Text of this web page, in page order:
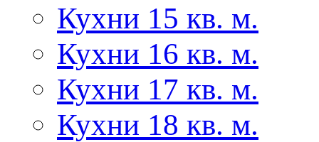
Кухни 15 кв. м.
Кухни 16 кв. м.
Кухни 17 кв. м.
Кухни 18 кв. м.